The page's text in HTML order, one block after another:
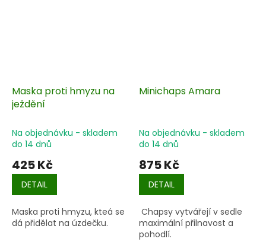
Maska proti hmyzu na
ježdění
Na objednávku - skladem
do 14 dnů
425 Kč
DETAIL
Maska proti hmyzu, kteá se
dá přidělat na úzdečku.
Minichaps Amara
Na objednávku - skladem
do 14 dnů
875 Kč
DETAIL
Chapsy vytvářejí v sedle
maximální přilnavost a
pohodlí.